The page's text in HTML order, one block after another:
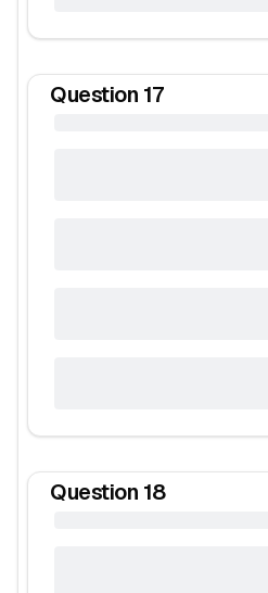
Question 17
Question 18